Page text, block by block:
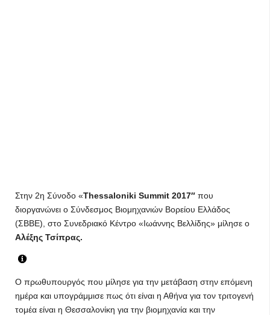
Στην 2η Σύνοδο «Thessaloniki Summit 2017″ που
διοργανώνει ο Σύνδεσμος Βιομηχανιών Βορείου Ελλάδος
(ΣΒΒΕ), στο Συνεδριακό Κέντρο «Ιωάννης Βελλίδης» μίλησε ο
Αλέξης Τσίπρας.
Ο πρωθυπουργός που μίλησε για την μετάβαση στην επόμενη
ημέρα και υπογράμμισε πως ότι είναι η Αθήνα για τον τριτογενή
τομέα είναι η Θεσσαλονίκη για την βιομηχανία και την